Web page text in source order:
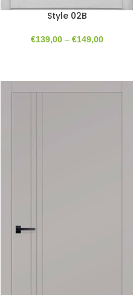
Style 02B
€139,00– €149,00